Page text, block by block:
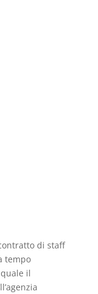
di staff
tempo
il